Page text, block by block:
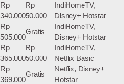
Rp
340.000
Rp
50.000
IndiHomeTV,
Disney+ Hotstar
Rp
505.000
Gratis
IndiHomeTV,
Disney+ Hotstar
Rp
365.000
Rp
50.000
IndiHomeTV,
Netflix Basic
Rp
369.000
Gratis
Netflix, Disney+
Hotstar